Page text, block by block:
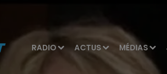
RADIO ACTUS MÉDIAS